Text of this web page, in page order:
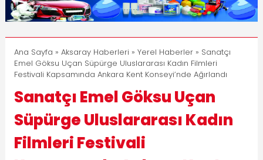
8:23 Aksaray Esnaf Rehberi Hizmete Girdi
11:30
Birlikhaber.com Yayın Hayatına Başladı | Hızlı ve
Akıllı Haber Platformu
Ana Sayfa » Aksaray Haberleri » Yerel Haberler» Sanatçı
Emel Göksu Uçan Süpürge Uluslararası Kadın Filmleri
Festivali Kapsamında Ankara Kent Konseyi’nde Ağırlandı
Sanatçı Emel Göksu Uçan
Süpürge Uluslararası Kadın
Filmleri Festivali